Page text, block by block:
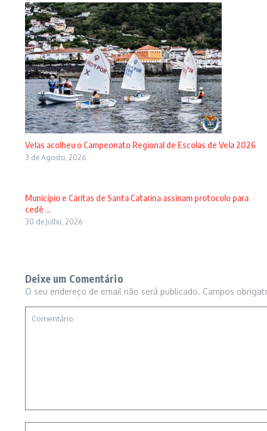
Velas acolheu o Campeonato Regional de Escolas de Vela 2026
3 de Agosto, 2026
Município e Cáritas de Santa Catarina assinam protocolo para
cedê ...
30 de Julho, 2026
Deixe um Comentário
O seu endereço de email não será publicado. Campos